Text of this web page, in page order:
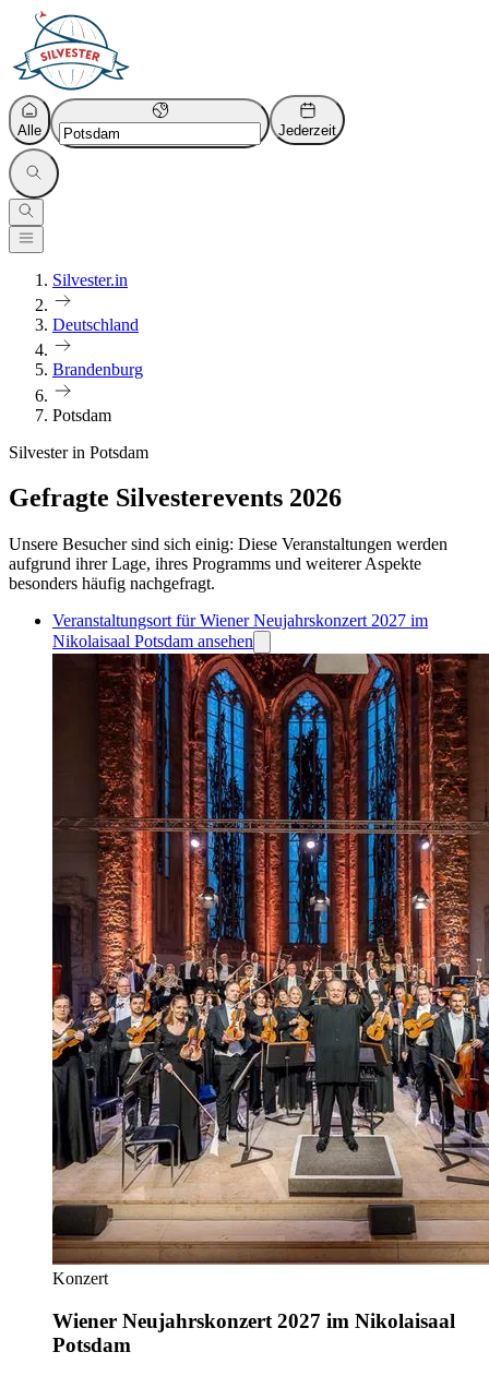
Alle Jederzeit
Silvester.in
Deutschland
Brandenburg
Potsdam
Silvester in Potsdam
Gefragte Silvesterevents 2026
Unsere Besucher sind sich einig: Diese Veranstaltungen werden
aufgrund ihrer Lage, ihres Programms und weiterer Aspekte
besonders häufig nachgefragt.
Veranstaltungsort für Wiener Neujahrskonzert 2027 im
Nikolaisaal Potsdam ansehen
Konzert
Wiener Neujahrskonzert 2027 im Nikolaisaal
Potsdam